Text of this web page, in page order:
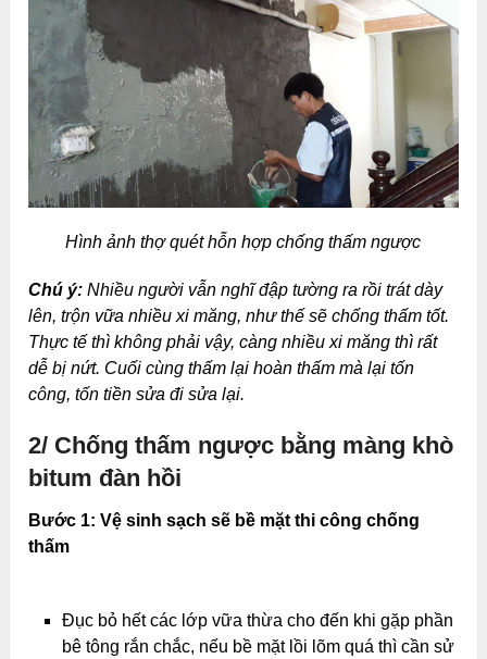
Hình ảnh thợ quét hỗn hợp chống thấm ngược
Chú ý: Nhiều người vẫn nghĩ đập tường ra rồi trát dày
lên, trộn vữa nhiều xi măng, như thế sẽ chống thấm tốt.
Thực tế thì không phải vậy, càng nhiều xi măng thì rất
dễ bị nứt. Cuối cùng thấm lại hoàn thấm mà lại tốn
công, tốn tiền sửa đi sửa lại.
2/ Chống thấm ngược bằng màng khò
bitum đàn hồi
Bước 1: Vệ sinh sạch sẽ bề mặt thi công chống
thấm
Đục bỏ hết các lớp vữa thừa cho đến khi gặp phần
bê tông rắn chắc, nếu bề mặt lồi lõm quá thì cần sử